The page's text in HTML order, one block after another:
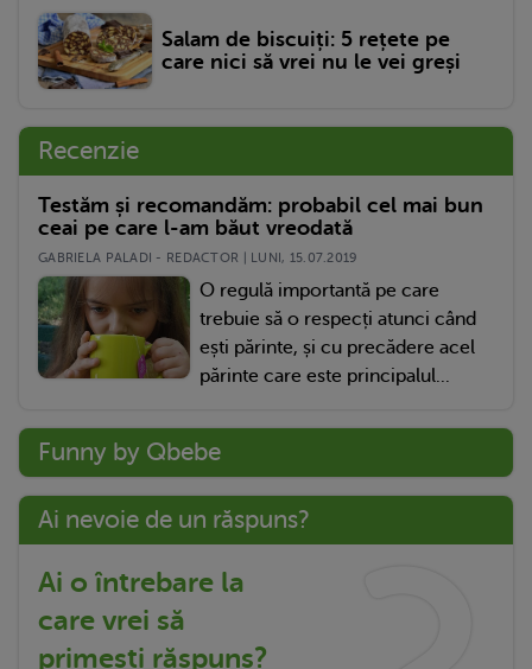
Salam de biscuiți: 5 rețete pe
care nici să vrei nu le vei greși
Recenzie
Testăm și recomandăm: probabil cel mai bun
ceai pe care l-am băut vreodată
GABRIELA PALADI - REDACTOR | LUNI, 15.07.2019
O regulă importantă pe care
trebuie să o respecți atunci când
ești părinte, și cu precădere acel
părinte care este principalul...
Funny by Qbebe
Ai nevoie de un răspuns?
Ai o întrebare la
care vrei să
primești răspuns?